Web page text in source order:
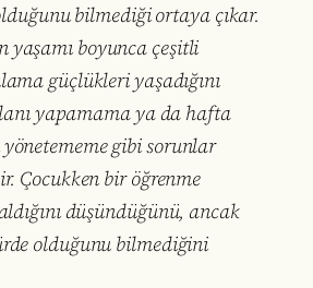
bilmediği ortaya çıkar.
yaşamı boyunca çeşitli
güçlükleri yaşadığını
yapamama ya da hafta
yönetememe gibi sorunlar
Çocukken bir öğrenme
düşündüğünü, ancak
olduğunu bilmediğini